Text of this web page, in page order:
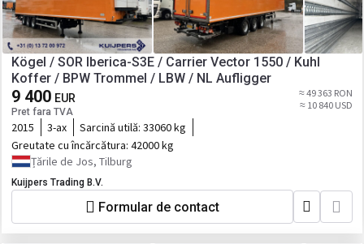
Kögel / SOR Iberica-S3E / Carrier Vector 1550 / Kuhl
Koffer / BPW Trommel / LBW / NL Aufligger
9 400 EUR
Pret fara TVA
≈ 49 363 RON
≈ 10 840 USD
2015 3-ax Sarcină utilă: 33060 kg
Greutate cu încărcătura: 42000 kg
Țările de Jos, Tilburg
Kuijpers Trading B.V.
Formular de contact